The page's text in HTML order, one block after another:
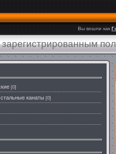
Вы вошли как
[0]
канаты [0]